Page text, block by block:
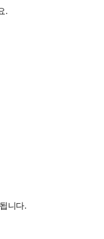
.
니다.